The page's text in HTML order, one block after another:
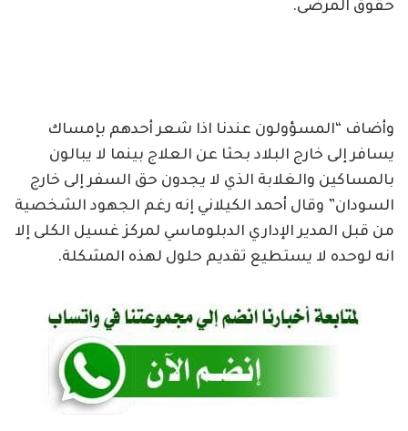
حقوق المرضى.
وأضاف “المسؤولون عندنا اذا شعر أحدهم بإمساك
يسافر إلى خارج البلاد بحثا عن العلاج بينما لا يبالون
بالمساكين والغلابة الذي لا يجدون حق السفر إلى خارج
السودان” وقال أحمد الكيلاني إنه رغم الجهود الشخصية
من قبل المدير الإداري الدبلوماسي لمركز غسيل الكلى إلا
انه لوحده لا يستطيع تقديم حلول لهذه المشكلة.